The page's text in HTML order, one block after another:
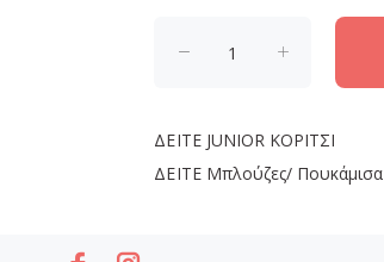
ΔΕΙΤΕ JUNIOR ΚΟΡΙΤΣΙ
ΔΕΙΤΕ Μπλούζες/ Πουκάμισα